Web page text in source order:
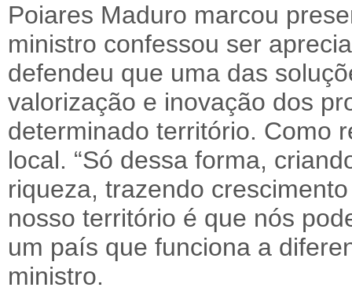
Poiares Maduro marcou
ministro confessou ser
defendeu que uma das
valorização e inovação dos
determinado território. Como
local. “Só dessa forma,
riqueza, trazendo
nosso território é que nós
um país que funciona a
ministro.